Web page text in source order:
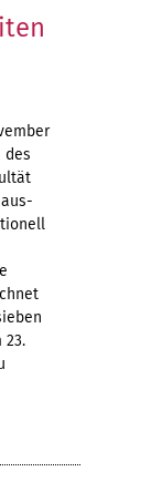
des
23.